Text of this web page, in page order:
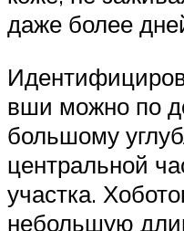
даже более
вши можно по
большому
центральной
участка.
небольшую